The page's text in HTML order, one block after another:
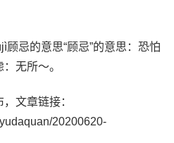
顾忌的意思“顾忌”的意思：恐怕
无所～。
文章链接：
20200620-